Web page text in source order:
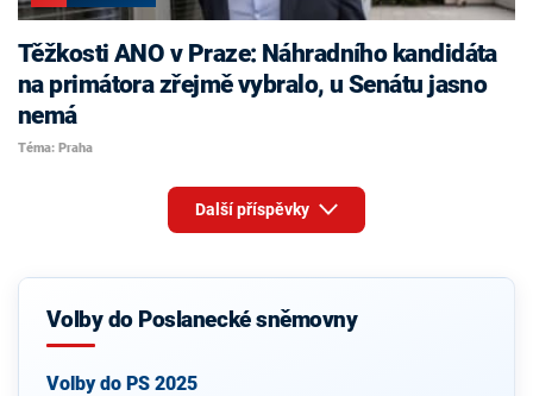
Těžkosti ANO v Praze: Náhradního kandidáta
na primátora zřejmě vybralo, u Senátu jasno
nemá
Téma: Praha
Další příspěvky
Volby do Poslanecké sněmovny
Volby do PS 2025